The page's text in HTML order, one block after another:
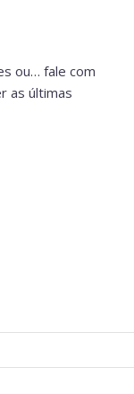
ou… fale com
as últimas